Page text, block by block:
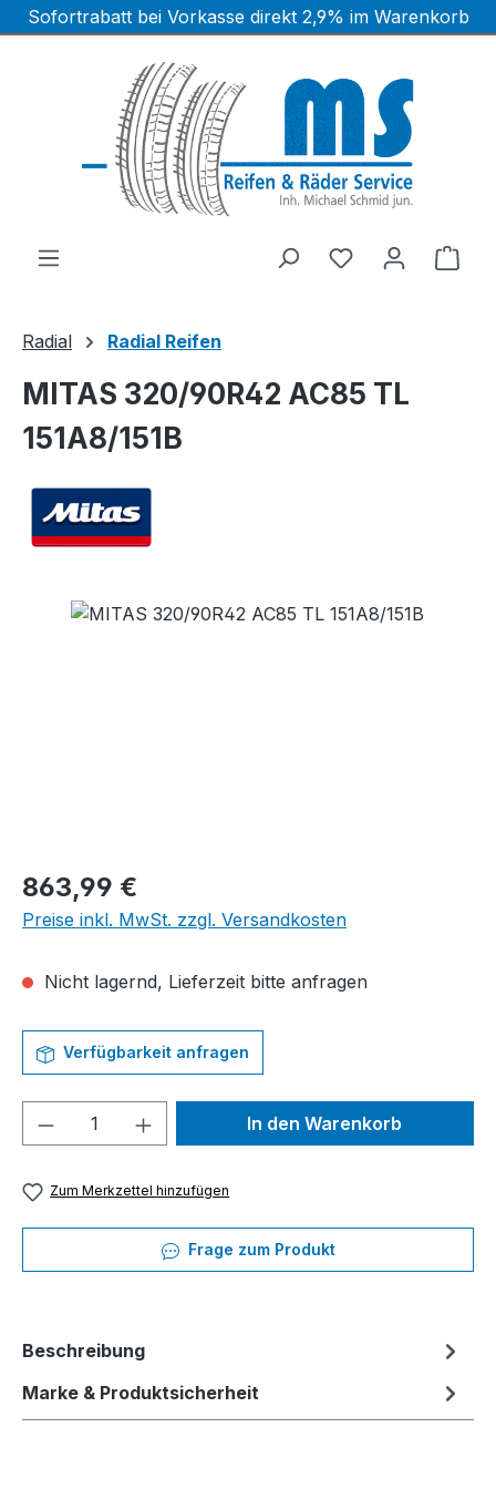
Zum Hauptinhalt springen
Sofortrabatt bei Vorkasse direkt 2,9% im Warenkorb
Radial Radial Reifen
MITAS 320/90R42 AC85 TL
151A8/151B
Bildergalerie überspringen
Regulärer Preis:
863,99 €
Preise inkl. MwSt. zzgl. Versandkosten
Nicht lagernd, Lieferzeit bitte anfragen
Verfügbarkeit anfragen
Produkt Anzahl: Gib denIn den Warenkorb
Zum Merkzettel hinzufügen
Frage zum Produkt
Beschreibung
Marke & Produktsicherheit